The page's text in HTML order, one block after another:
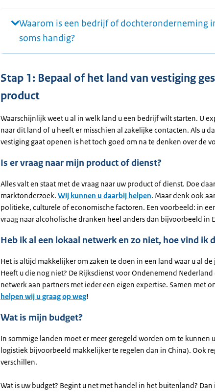
Waarom is een bedrijf of dochteronderneming
soms handig?
Stap 1: Bepaal of het land van vestiging
product
Waarschijnlijk weet u al in welk land u een bedrijf wilt starten. U
naar dit land of u heeft er misschien al zakelijke contacten. Als u
vestiging gaat openen is het toch goed om na te denken over de
Is er vraag naar mijn product of dienst?
Alles valt en staat met de vraag naar uw product of dienst. Doe
marktonderzoek. Wij kunnen u daarbij helpen. Maar denk ook
politieke, culturele of economische factoren. Een voorbeeld: in
vraag naar alcoholische dranken heel anders dan bijvoorbeeld in
Heb ik al een lokaal netwerk en zo niet, hoe vind ik
Het is altijd makkelijker om zaken te doen in een land waar u al
Heeft u die nog niet? De Rijksdienst voor Ondenemend Nederland
netwerk aan partners met ieder een eigen expertise. Samen met
helpen wij u graag op weg!
Wat is mijn budget?
In sommige landen moet er meer geregeld worden om te kunnen
logistiek bijvoorbeeld makkelijker te regelen dan in China). Ook
verschillen.
Wat is uw budget? Begint u net met handel in het buitenland?